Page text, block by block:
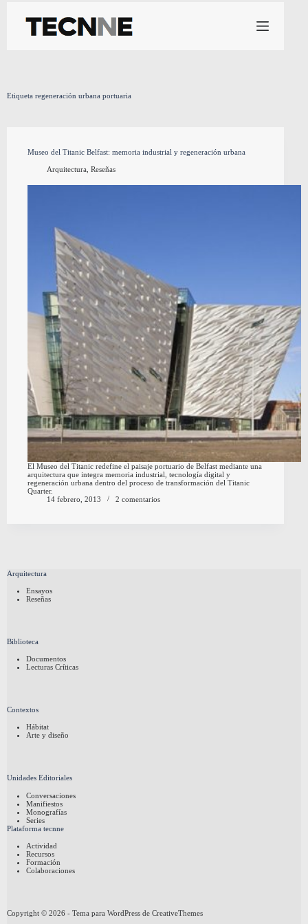
contenido
Etiqueta regeneración urbana portuaria
Museo del Titanic Belfast: memoria industrial y regeneración urbana
Arquitectura, Reseñas
El Museo del Titanic redefine el paisaje portuario de Belfast mediante una
arquitectura que integra memoria industrial, tecnología digital y
regeneración urbana dentro del proceso de transformación del Titanic
Quarter.
14 febrero, 2013
2 comentarios
Arquitectura
Ensayos
Reseñas
Biblioteca
Documentos
Lecturas Críticas
Contextos
Hábitat
Arte y diseño
Unidades Editoriales
Conversaciones
Manifiestos
Monografías
Series
Plataforma tecnne
Actividad
Recursos
Formación
Colaboraciones
Copyright © 2026 - Tema para WordPress de CreativeThemes